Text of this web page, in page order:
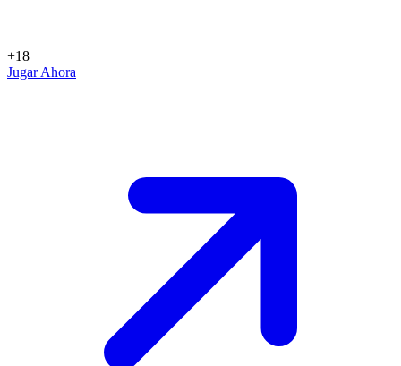
+18
Jugar Ahora